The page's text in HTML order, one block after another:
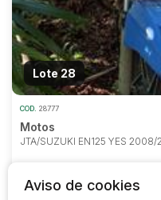
Lote 28
COD. 28777
Motos
JTA/SUZUKI EN125 YES
R$ 600,00
Aviso de cookies